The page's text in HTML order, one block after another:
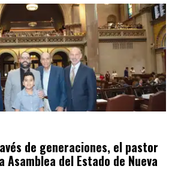
de generaciones, el pastor
Asamblea del Estado de Nueva